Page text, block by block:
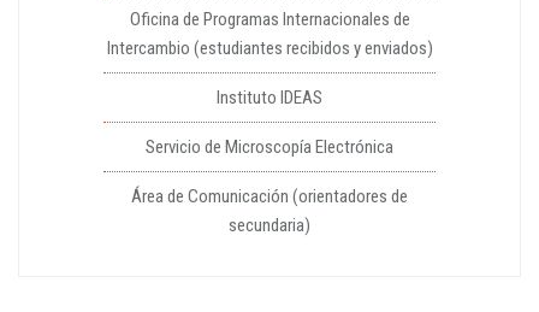
Oficina de Programas Internacionales de
Intercambio (estudiantes recibidos y enviados)
Instituto IDEAS
Servicio de Microscopía Electrónica
Área de Comunicación (orientadores de
secundaria)